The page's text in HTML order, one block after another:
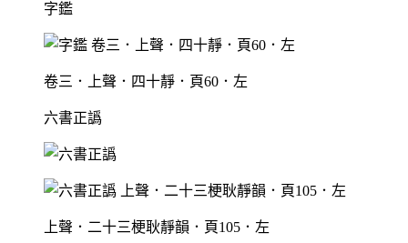
字鑑
卷三．上聲．四十靜．頁60．左
六書正譌
上聲．二十三梗耿靜韻．頁105．左